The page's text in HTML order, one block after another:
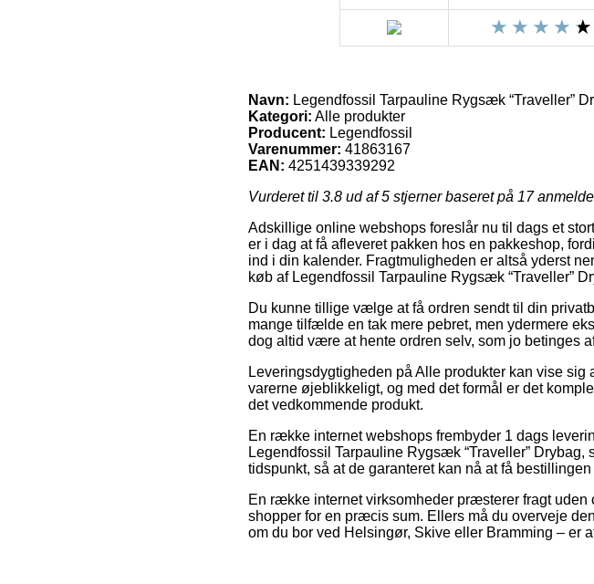
Navn: Legendfossil Tarpauline Rygsæk “Traveller”
Kategori: Alle produkter
Producent: Legendfossil
Varenummer: 41863167
EAN: 4251439339292
Vurderet til 3.8 ud af 5 stjerner baseret på 17
Adskillige online webshops foreslår nu til dags et
er i dag at få afleveret pakken hos en pakkeshop,
ind i din kalender. Fragtmuligheden er altså yderst
køb af Legendfossil Tarpauline Rygsæk “Traveller”
Du kunne tillige vælge at få ordren sendt til din
mange tilfælde en tak mere pebret, men ydermere
dog altid være at hente ordren selv, som jo betinges
Leveringsdygtigheden på Alle produkter kan vise
varerne øjeblikkeligt, og med det formål er det
det vedkommende produkt.
En række internet webshops frembyder 1 dags
Legendfossil Tarpauline Rygsæk “Traveller”
tidspunkt, så at de garanteret kan nå at få
En række internet virksomheder præsterer fragt uden
shopper for en præcis sum. Ellers må du overveje
om du bor ved Helsingør, Skive eller Bramming – er